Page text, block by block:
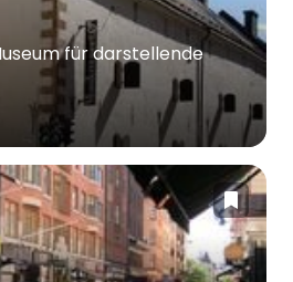
für darstellende